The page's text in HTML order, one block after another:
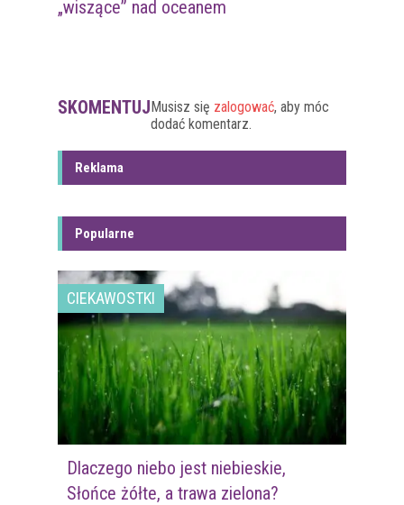
„wiszące” nad oceanem
SKOMENTUJMusisz się zalogować, aby móc
dodać komentarz.
Reklama
Popularne
CIEKAWOSTKI
Dlaczego niebo jest niebieskie,
Słońce żółte, a trawa zielona?